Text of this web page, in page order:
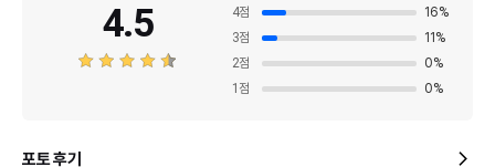
4.5
4점 16%
3점 11 %
2점 0%
1 점 0%
포토 후기